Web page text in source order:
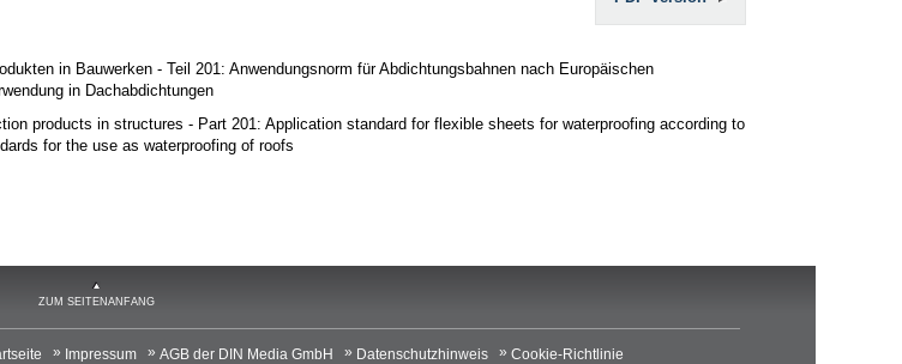
in Bauwerken - Teil 201: Anwendungsnorm für Abdichtungsbahnen nach Europäischen
in Dachabdichtungen
products in structures - Part 201: Application standard for flexible sheets for waterproofing according to
for the use as waterproofing of roofs
ZUM SEITENANFANG
Impressum AGB der DIN Media GmbH Datenschutzhinweis
Cookie-Richtlinie